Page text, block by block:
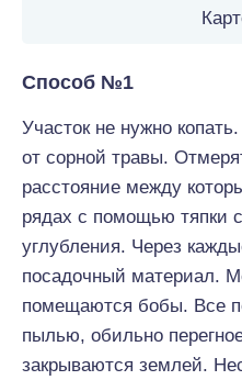
Способ №1
Участок не нужно
от сорной травы.
расстояние между
рядах с помощью тяпки
углубления. Через
посадочный материал.
помещаются бобы. Все
пылью, обильно
закрываются землей.